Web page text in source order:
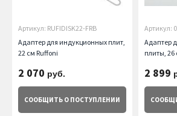
Артикул: RUFIDISK22-FRB
Адаптер для индукционных плит,
22 см Ruffoni
2 070 руб.
СООБЩИТЬ О ПОСТУПЛЕНИИ
Артикул:
Адаптер
плиты, 26
2 899